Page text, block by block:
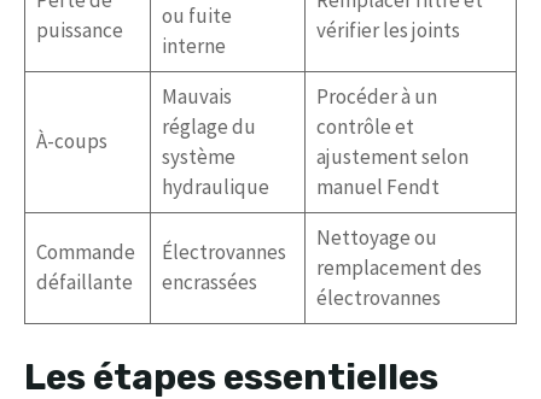
puissance
ou fuite
interne
vérifier les joints
À-coups
Mauvais
réglage du
système
hydraulique
Procéder à un
contrôle et
ajustement selon
manuel Fendt
Commande
défaillante
Électrovannes
encrassées
Nettoyage ou
remplacement des
électrovannes
Les étapes essentielles